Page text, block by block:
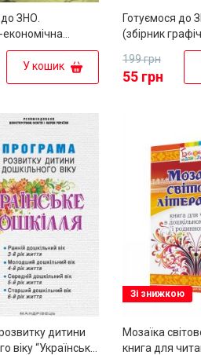
ЗНО.
(збірник
У кошик
Готуємося до
(збірник
55 грн
199 грн
дитини
віку “Українське
Зі знижкою
Мозаїка
книга для